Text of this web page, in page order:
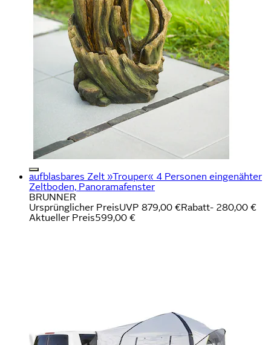
aufblasbares Zelt »Trouper« 4 Personen eingenähter
Zeltboden, Panoramafenster
BRUNNER
Ursprünglicher PreisUVP 879,00 €Rabatt- 280,00 €
Aktueller Preis599,00 €